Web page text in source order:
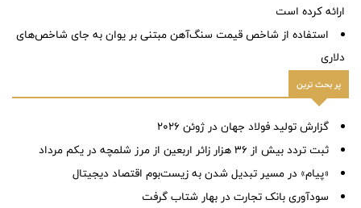
ارائه کرده است
استفاده از شاخص قیمت سنگ‌آهن مبتنی بر یوان به جای شاخص‌های
دلاری
پر بحث ترین
گزارش تولید فولاد جهان در ژوئن ۲۰۲۶
ثبت تردد بیش از ۳۶ هزار زائر اربعین از مرز شلمچه در یکم مرداد
«پیام» در مسیر تبدیل شدن به زیست‌بوم اقتصاد دیجیتال
سودآوری بانک تجارت در بهار شتاب گرفت